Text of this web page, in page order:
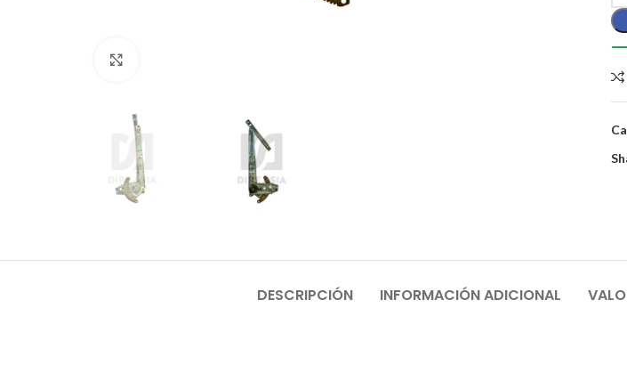
DESCRIPCIÓN INFORMACIÓN ADICIONAL